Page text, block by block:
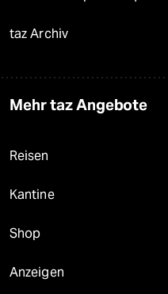
taz Archiv
Mehr taz Angebote
Reisen
Kantine
Shop
Anzeigen